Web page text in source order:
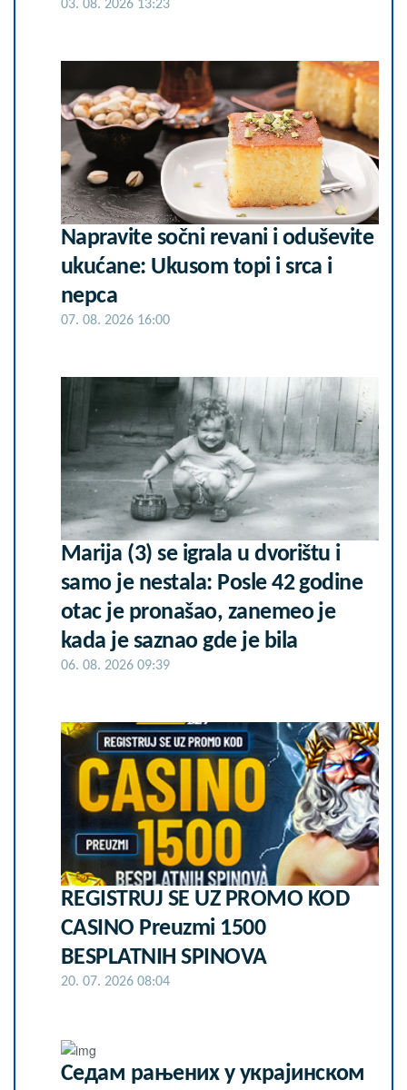
03. 08. 2026 13:23
Napravite sočni revani i oduševite
ukućane: Ukusom topi i srca i
nepca
07. 08. 2026 16:00
Marija (3) se igrala u dvorištu i
samo je nestala: Posle 42 godine
otac je pronašao, zanemeo je
kada je saznao gde je bila
06. 08. 2026 09:39
REGISTRUJ SE UZ PROMO KOD
CASINO Preuzmi 1500
BESPLATNIH SPINOVA
20. 07. 2026 08:04
Седам рањених у украјинском